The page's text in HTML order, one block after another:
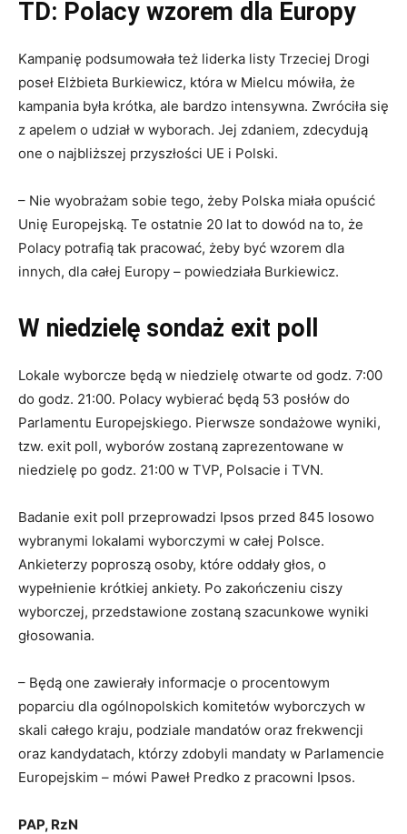
TD: Polacy wzorem dla Europy
Kampanię podsumowała też liderka listy Trzeciej Drogi
poseł Elżbieta Burkiewicz, która w Mielcu mówiła, że
kampania była krótka, ale bardzo intensywna. Zwróciła się
z apelem o udział w wyborach. Jej zdaniem, zdecydują
one o najbliższej przyszłości UE i Polski.
– Nie wyobrażam sobie tego, żeby Polska miała opuścić
Unię Europejską. Te ostatnie 20 lat to dowód na to, że
Polacy potrafią tak pracować, żeby być wzorem dla
innych, dla całej Europy – powiedziała Burkiewicz.
W niedzielę sondaż exit poll
Lokale wyborcze będą w niedzielę otwarte od godz. 7:00
do godz. 21:00. Polacy wybierać będą 53 posłów do
Parlamentu Europejskiego. Pierwsze sondażowe wyniki,
tzw. exit poll, wyborów zostaną zaprezentowane w
niedzielę po godz. 21:00 w TVP, Polsacie i TVN.
Badanie exit poll przeprowadzi Ipsos przed 845 losowo
wybranymi lokalami wyborczymi w całej Polsce.
Ankieterzy poproszą osoby, które oddały głos, o
wypełnienie krótkiej ankiety. Po zakończeniu ciszy
wyborczej, przedstawione zostaną szacunkowe wyniki
głosowania.
– Będą one zawierały informacje o procentowym
poparciu dla ogólnopolskich komitetów wyborczych w
skali całego kraju, podziale mandatów oraz frekwencji
oraz kandydatach, którzy zdobyli mandaty w Parlamencie
Europejskim – mówi Paweł Predko z pracowni Ipsos.
PAP, RzN